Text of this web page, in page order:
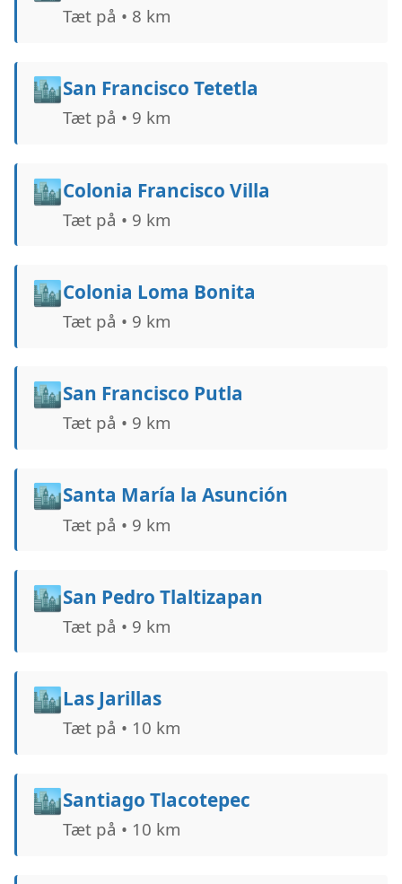
Tæt på • 8 km
🏙️San Francisco Tetetla
Tæt på • 9 km
🏙️Colonia Francisco Villa
Tæt på • 9 km
🏙️Colonia Loma Bonita
Tæt på • 9 km
🏙️San Francisco Putla
Tæt på • 9 km
🏙️Santa María la Asunción
Tæt på • 9 km
🏙️San Pedro Tlaltizapan
Tæt på • 9 km
🏙️Las Jarillas
Tæt på • 10 km
🏙️Santiago Tlacotepec
Tæt på • 10 km